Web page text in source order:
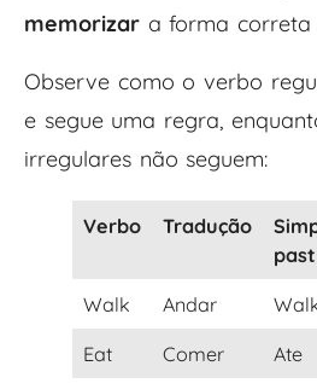
memorizar a forma correta
Observe como o verbo
e segue uma regra,
irregulares não seguem:
Verbo Tradução
past
Walk Andar
Eat Comer Ate